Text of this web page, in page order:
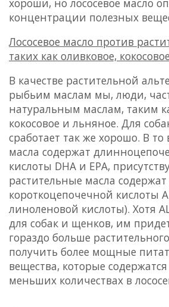
хороши, но лососевое масло
концентрации полезных
Лососевое масло против
таких как оливковое,
В качестве растительной
рыбьим маслам мы, люди,
натуральным маслам, таким
кокосовое и льняное. Для
сработает так же хорошо. В
масла содержат
кислоты DHA и EPA,
растительные масла
короткоцепочечной кислоты
линоленовой кислоты). Хотя
для собак и щенков, им
гораздо больше
получить более мощные
вещества, которые
меньших количествах в